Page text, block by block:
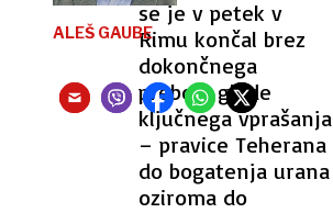
se je v petek v
Rimu končal brez
dokončnega
preboja glede
ključnega vprašanja
– pravice Teherana
do bogatenja urana
oziroma do
ALEŠ GAUBE